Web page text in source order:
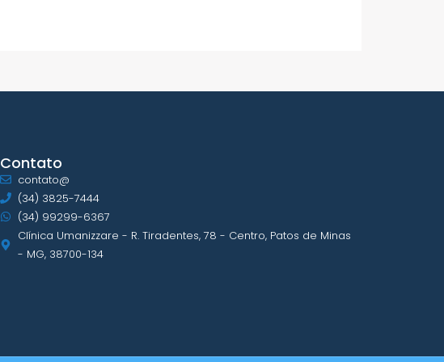
Contato
contato@
(34) 3825-7444
(34) 99299-6367
Clínica Umanizzare - R. Tiradentes, 78 - Centro, Patos de Minas
- MG, 38700-134